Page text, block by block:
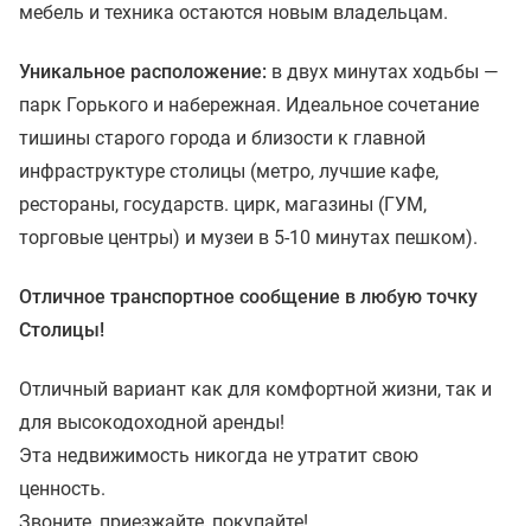
мебель и техника остаются новым владельцам.
Уникальное расположение: в двух минутах ходьбы —
парк Горького и набережная. Идеальное сочетание
тишины старого города и близости к главной
инфраструктуре столицы (метро, лучшие кафе,
рестораны, государств. цирк, магазины (ГУМ,
торговые центры) и музеи в 5-10 минутах пешком).
Отличное транспортное сообщение в любую точку
Столицы!
Отличный вариант как для комфортной жизни, так и
для высокодоходной аренды!
Эта недвижимость никогда не утратит свою
ценность.